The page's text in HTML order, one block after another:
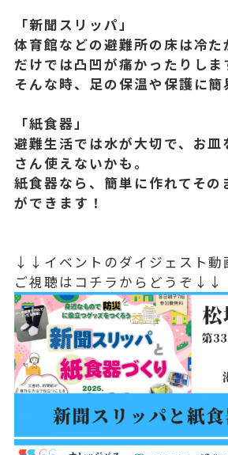
「新聞スリッパ」
体育館などの避難所の床は冷た
だけでは凸凹が痛かったりしま
そんな時、足の保温や保護に簡
「紙食器」
避難生活では水が大切で、お皿
さん使えないかも。
紙食器なら、簡単に作れてその
ができます！
↓↓イベントのダイジェスト動
ご視聴はコチラからどうぞ↓↓